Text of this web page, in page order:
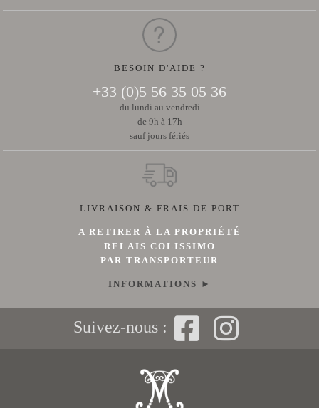
BESOIN D'AIDE ?
+33 (0)5 56 35 05 36
du lundi au vendredi
de 9h à 17h
sauf jours fériés
LIVRAISON & FRAIS DE PORT
A RETIRER À LA PROPRIÉTÉ
RELAIS COLISSIMO
PAR TRANSPORTEUR
INFORMATIONS ►
Suivez-nous :